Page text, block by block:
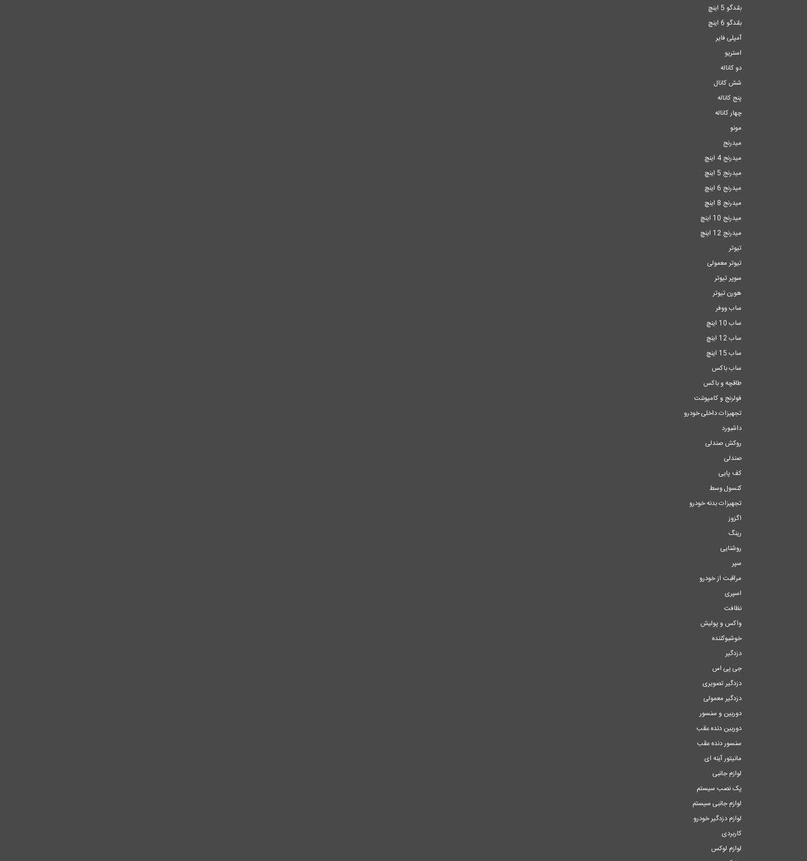
بلندگو 5 اینچ
بلندگو 6 اینچ
آمپلی فایر
استریو
دو کاناله
شش کانال
پنج کاناله
چهار کاناله
مونو
میدرنج
میدرنج 4 اینچ
میدرنج 5 اینچ
میدرنج 6 اینچ
میدرنج 8 اینچ
میدرنج 10 اینچ
میدرنج 12 اینچ
تیوتر
تیوتر معمولی
سوپر تیوتر
هورن تیوتر
ساب ووفر
ساب 10 اینچ
ساب 12 اینچ
ساب 15 اینچ
ساب باکس
طاقچه و باکس
فولرنج و کامپوننت
تجهیزات داخلی خودرو
داشبورد
روکش صندلی
صندلی
کف پایی
کنسول وسط
تجهیزات بدنه خودرو
اگزوز
رینگ
روشنایی
سپر
مراقبت از خودرو
اسپری
نظافت
واکس و پولیش
خوشبوکننده
دزدگیر
جی پی اس
دزدگیر تصویری
دزدگیر معمولی
دوربین و سنسور
دوربین دنده عقب
سنسور دنده عقب
مانیتور آینه ای
لوازم جانبی
پک نصب سیستم
لوازم جانبی سیستم
لوازم دزدگیر خودرو
کاربردی
لوازم لوکس